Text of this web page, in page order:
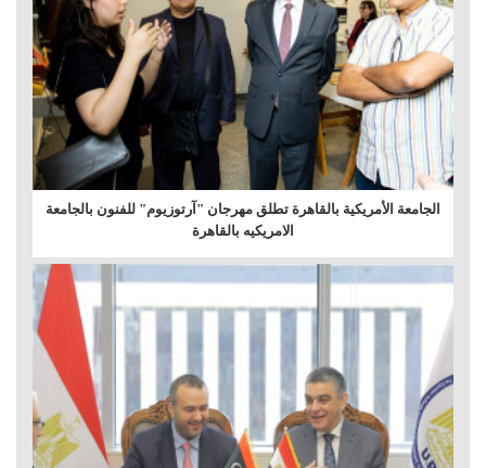
الجامعة الأمريكية بالقاهرة تطلق مهرجان "آرتوزيوم" للفنون بالجامعة
الامريكيه بالقاهرة